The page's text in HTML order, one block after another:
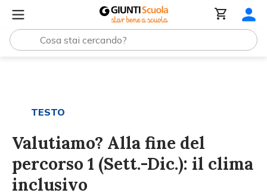
TESTO
Valutiamo? Alla fine del
percorso 1 (Sett.-Dic.): il clima
inclusivo